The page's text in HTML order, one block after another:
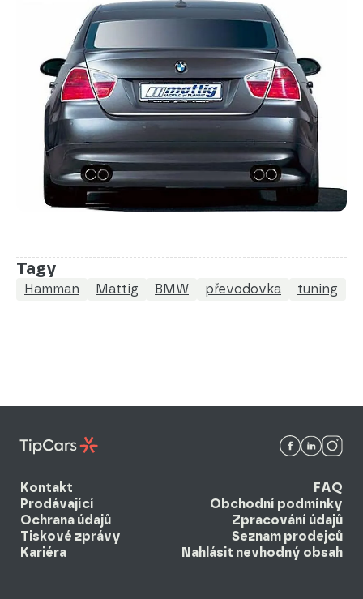
Tagy
Hamman Mattig BMW převodovka tuning
Kontakt
FAQ
Prodávající
Obchodní podmínky
Ochrana údajů
Zpracování údajů
Tiskové zprávy
Seznam prodejců
Kariéra
Nahlásit nevhodný obsah